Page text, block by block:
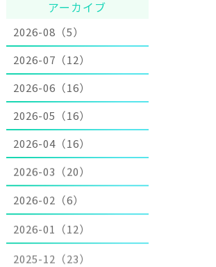
アーカイブ
2026-08（5）
2026-07（12）
2026-06（16）
2026-05（16）
2026-04（16）
2026-03（20）
2026-02（6）
2026-01（12）
2025-12（23）